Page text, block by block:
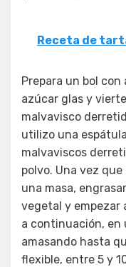
Receta de
Prepara un bol
azúcar glas y
malvavisco
utilizo una
malvaviscos
polvo. Una vez
una masa,
vegetal y empezar
a continuación, en
amasando hasta
flexible, entre 5 y